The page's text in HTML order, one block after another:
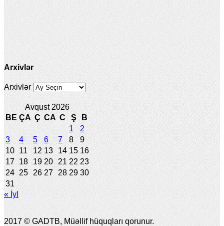
Arxivlər
Arxivlər
Avqust 2026
BE ÇA Ç CA C Ş
B
1
2
3
4 5 6 7 8
9
10 11 12 13 14 15 16
17 18 19 20 21 22 23
24 25 26 27 28 29 30
31
« İyl
2017 © GADTB, Müəllif hüquqları qorunur.